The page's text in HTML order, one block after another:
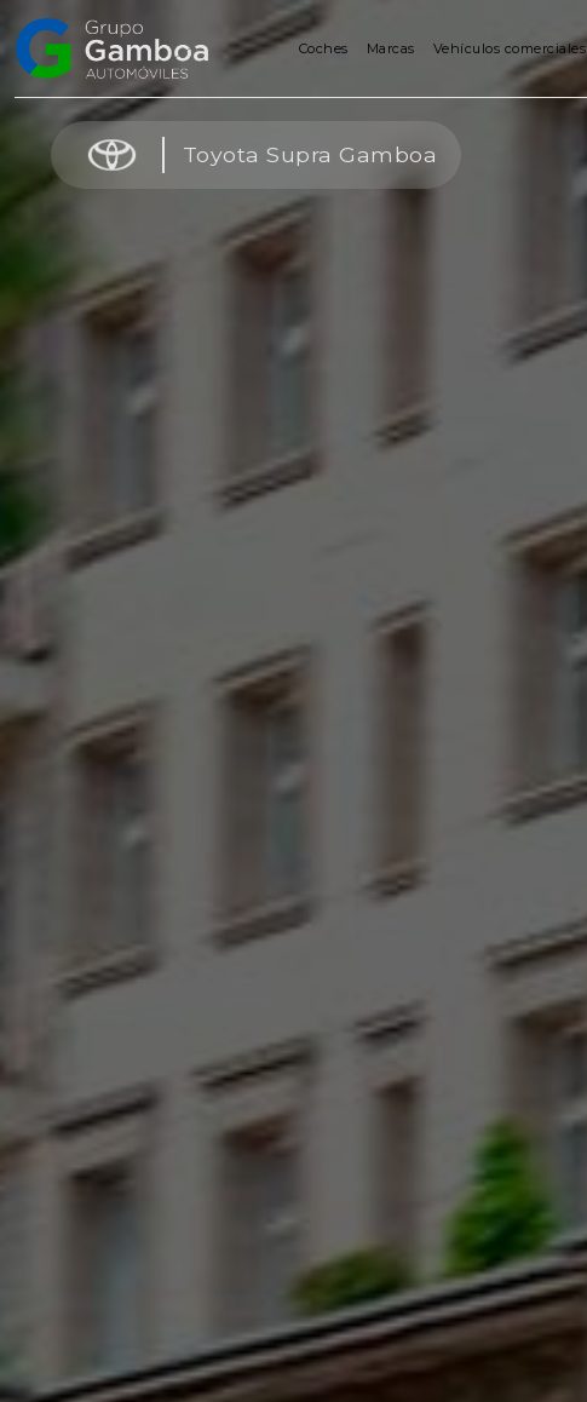
Coches Marcas Vehículos comerciales
Coches
Vehículos
comerciales
Posventa
Seguros
Toyota Supra Gamboa